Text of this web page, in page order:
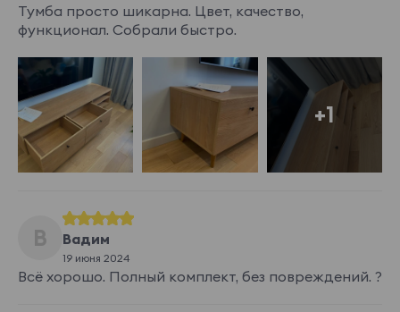
Тумба просто шикарна. Цвет, качество,
функционал. Собрали быстро.
+1
В Вадим
19 июня 2024
Всё хорошо. Полный комплект, без повреждений. ?